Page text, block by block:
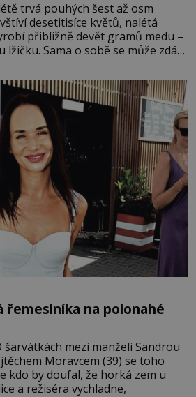
trvá pouhých šest až osm
desetitisíce květů, nalétá
přibližně devět gramů medu –
lžičku. Sama o sobě se může zdát
vznikne jeden z
řemeslníka na polonahé
šarvátkách mezi manželi Sandrou
Moravcem (39) se toho
kdo by doufal, že horká zem u
a režiséra vychladne,